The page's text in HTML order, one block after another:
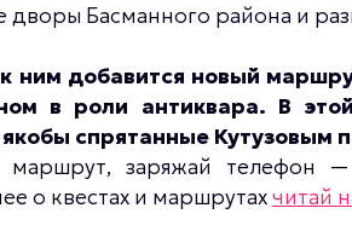
дворы Басманного района и
ним добавится новый
в роли антиквара. В
спрятанные Кутузовым
маршрут, заряжай телефон
о квестах и маршрутахчитай